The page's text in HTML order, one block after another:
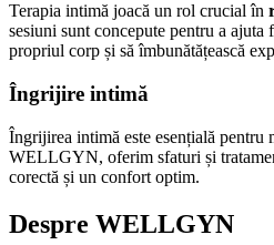
Terapia intimă joacă un rol crucial în
sesiuni sunt concepute pentru a ajuta
propriul corp și să îmbunătățească
Îngrijire intimă
Îngrijirea intimă este esențială pentru
WELLGYN, oferim sfaturi și
corectă și un confort optim.
Despre WELLGYN